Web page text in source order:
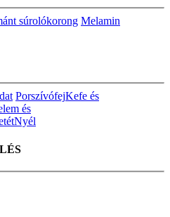
súrolókorong Melamin
PorszívófejKefe és
és
Nyél